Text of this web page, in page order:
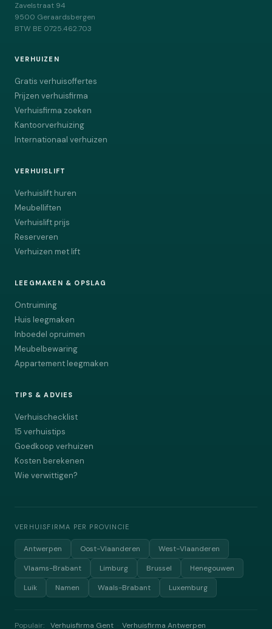
Zavelstraat 94
9500 Geraardsbergen
BTW BE 0725.462.703
VERHUIZEN
Gratis verhuisoffertes
Prijzen verhuisfirma
Verhuisfirma zoeken
Kantoorverhuizing
Internationaal verhuizen
VERHUISLIFT
Verhuislift huren
Meubelliften
Verhuislift prijs
Reserveren
Verhuizen met lift
LEEGMAKEN & OPSLAG
Ontruiming
Huis leegmaken
Inboedel opruimen
Meubelbewaring
Appartement leegmaken
TIPS & ADVIES
Verhuischecklist
15 verhuistips
Goedkoop verhuizen
Kosten berekenen
Wie verwittigen?
VERHUISFIRMA PER PROVINCIE
Antwerpen Oost-Vlaanderen
West-Vlaanderen
Vlaams-Brabant
Limburg Brussel
Henegouwen
Luik
Namen Waals-Brabant Luxemburg
Populair: Verhuisfirma Gent Verhuisfirma Antwerpen